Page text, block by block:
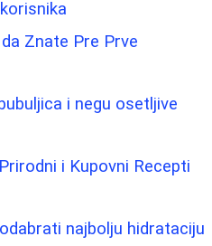
Znate Pre Prve
i negu osetljive
i Kupovni Recepti
najbolju hidrataciju